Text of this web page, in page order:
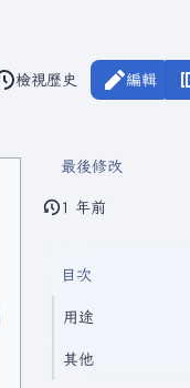
圖
閱讀 編輯
檢視歷史
最後修改
1 年前
目次
用途
其他